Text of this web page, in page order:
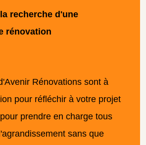
recherche d'une
rénovation
Rénovations sont à
pour réfléchir à votre projet
prendre en charge tous
sans que